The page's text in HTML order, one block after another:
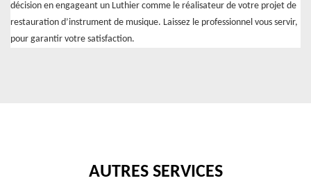
décision en engageant un Luthier comme le réalisateur de votre projet de
restauration d’instrument de musique. Laissez le professionnel vous servir,
pour garantir votre satisfaction.
AUTRES SERVICES